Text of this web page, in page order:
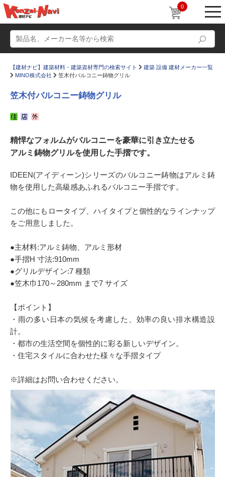
0
かたなび コラム
Q＆A 販売・施工代理店募集
【建材ナビ】建築材料・建築資材専門の検索サイト
建築 設備 建材メーカー一覧
MINO株式会社
笠木付バルコニー鋳物グリル
笠木付バルコニー鋳物グリル
精悍なフォルムがバルコニーを豪華に引き立たせる
アルミ鋳物グリルを使用した手摺です。
IDEEN(アイディーン)シリーズのバルコニー鋳物はアルミ鋳
物を使用した高級感あふれるバルコニー手摺です。
この他にもロータイプ、ハイタイプと個性的なラインナップ
をご用意しました。
●主材料:アルミ鋳物、アルミ形材
●手摺H 寸法:910mm
●グリルデザイン:7 種類
●笠木巾170～280mm まで7 サイズ
【ポイント】
・雨の多い日本の気候を考慮した、効率の良い排水構造設
計。
・都市の生活空間を個性的に彩る新しいデザイン。
・住宅スタイルに合わせた様々な手摺タイプ
※詳細はお問い合わせください。